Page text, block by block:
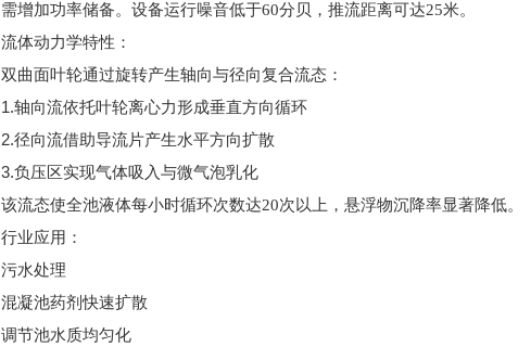
需增加功率储备。设备运行噪音低于60分贝，推流距离可达25米。
流体动力学特性 ：
双曲面叶轮通过旋转产生轴向与径向复合流态：
1.轴向流依托叶轮离心力形成垂直方向循环
2.径向流借助导流片产生水平方向扩散
3.负压区实现气体吸入与微气泡乳化
该流态使全池液体每小时循环次数达20次以上，悬浮物沉降率显著降低。
行业应用 ：
污水处理
混凝池药剂快速扩散
调节池水质均匀化